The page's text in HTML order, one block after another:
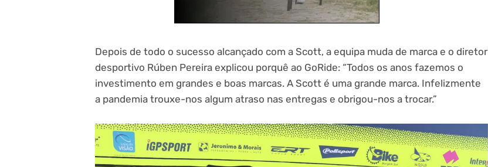
Depois de todo o sucesso alcançado com a Scott, a equipa muda de marca e o diretor
desportivo Rúben Pereira explicou porquê ao GoRide: “Todos os anos fazemos o
investimento em grandes e boas marcas. A Scott é uma grande marca. Infelizmente
a pandemia trouxe-nos algum atraso nas entregas e obrigou-nos a trocar.”